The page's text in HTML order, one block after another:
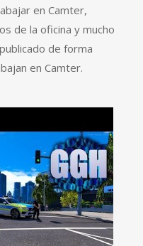
en Camter,
de la oficina y mucho
de forma
en Camter.